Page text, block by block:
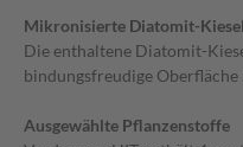
Mikronisierte Diatomit-
Die enthaltene Diatomit-
bindungsfreudige
Ausgewählte Pflanzenstoffe